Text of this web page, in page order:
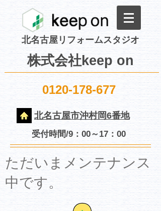
北名古屋リフォームスタジオ
株式会社keep on
0120-178-677
北名古屋市沖村岡6番地
受付時間/9：00～17：00
​ただいまメンテナンス
中です。